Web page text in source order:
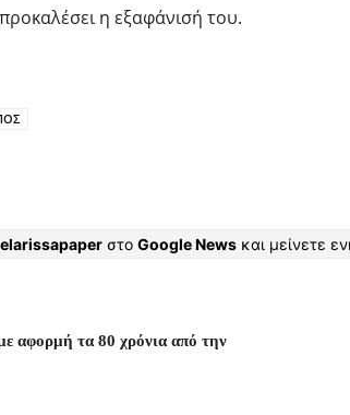
η εξαφάνισή του.
στο Google News και μείνετε
αφορμή τα 80 χρόνια από την